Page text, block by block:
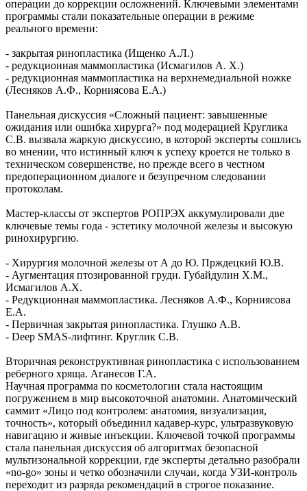
операции до коррекции осложнений. Ключевыми элементами
программы стали показательные операции в режиме
реального времени:
- закрытая ринопластика (Ищенко А.Л.)
- редукционная маммопластика (Исмагилов А. Х.)
- редукционная маммопластика на верхнемедиальной ножке
(Лесняков А.Ф., Корниясова Е.А.)
Панельная дискуссия «Сложный пациент: завышенные
ожидания или ошибка хирурга?» под модерацией Круглика
С.В. вызвала жаркую дискуссию, в которой эксперты сошлись
во мнении, что истинный ключ к успеху кроется не только в
техническом совершенстве, но прежде всего в честном
предоперационном диалоге и безупречном следовании
протоколам.
Мастер-классы от экспертов РОПРЭХ аккумулировали две
ключевые темы года - эстетику молочной железы и высокую
ринохирургию.
- Хирургия молочной железы от А до Ю. Прждецкий Ю.В.
- Аугментация птозированной груди. Губайдулин Х.М.,
Исмагилов А.Х.
- Редукционная маммопластика. Лесняков А.Ф., Корниясова
Е.А.
- Первичная закрытая ринопластика. Глушко А.В.
- Deep SMAS-лифтинг. Круглик С.В.
Вторичная реконструктивная ринопластика с использованием
реберного хряща. Аганесов Г.А.
Научная программа по косметологии стала настоящим
погружением в мир высокоточной анатомии. Анатомический
саммит «Лицо под контролем: анатомия, визуализация,
точность», который объединил кадавер-курс, ультразвуковую
навигацию и живые инъекции. Ключевой точкой программы
стала панельная дискуссия об алгоритмах безопасной
мультизональной коррекции, где эксперты детально разобрали
«no-go» зоны и четко обозначили случаи, когда УЗИ-контроль
переходит из разряда рекомендаций в строгое показание.